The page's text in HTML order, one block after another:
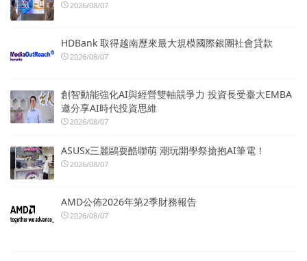
2026/08/07
HDBank 取得越南歷來最大規模國際銀團社會貸款
2026/08/07
創智動能強化AI與經營雙軸競爭力 投資長受臺大EMBA
邀分享AI時代投資思維
2026/08/07
ASUSx三麗鷗耍酷聯萌 潮玩開學祭搶抱AI筆電！
2026/08/07
AMD公佈2026年第2季財務報告
2026/08/07